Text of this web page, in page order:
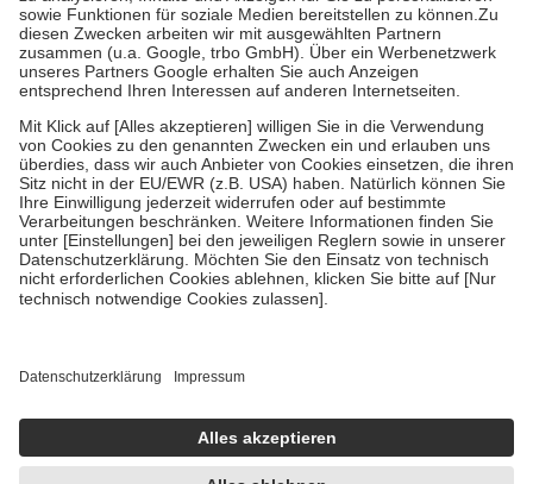
Bei Heilmitteln und häuslicher Krankenpflege beträgt die
Zuzahlung zehn Prozent der Kosten sowie zehn Euro je
Verordnung.
Um das Engagement der Versicherten für ihre eigene Gesundheit zu
stärken und die besondere Stellung der Familie zu unterstützen,
fallenkeine Zuzahlungenan bei:
• Kindern und Jugendlichen bis zum vollendeten 18. Lebensjahr
mit Ausnahme der Fahrkosten
• Untersuchungen zur Vorsorge und Früherkennung, die von der
GKV getragen werden
• empfohlenen Schutzimpfungen
• Harn- und Blutteststreifen
getroffen, um sicherzustellen, dass es sich um echte Bewertungen
https://help.etrusted.com/hc/de/articles/4419944605341
Einige Bilder und Inhalte wurden unter Zuhilfenahme künstlicher